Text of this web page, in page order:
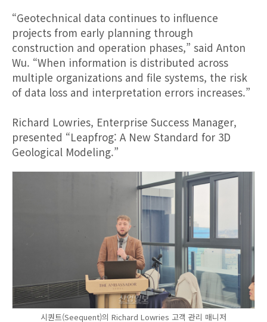
“Geotechnical data continues to influence
projects from early planning through
construction and operation phases,” said Anton
Wu. “When information is distributed across
multiple organizations and file systems, the risk
of data loss and interpretation errors increases.”
Richard Lowries, Enterprise Success Manager,
presented “Leapfrog: A New Standard for 3D
Geological Modeling.”
시퀀트(Seequent)의 Richard Lowries 고객 관리 매니저